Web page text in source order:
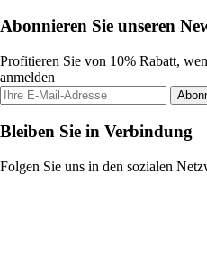
Abonnieren Sie unseren
Profitieren Sie von 10% Rabatt,
anmelden
Bleiben Sie in Verbindung
Folgen Sie uns in den sozialen